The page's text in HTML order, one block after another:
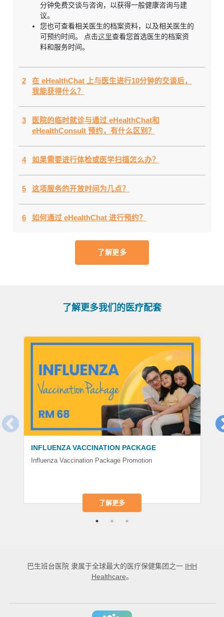
分钟免费交谈与咨询，以获得一般健康咨询与建
议。
您也可查看相关医生的档案资料，以及相关医生的
可预约时间。 点击这里查看您首选医生的档案资
料和服务时间。
2
在 eHealthChat 上与医生进行10分钟的交谈后，
我能获得什么？
3
医院的临时就诊与通过 eHealthChat和
eHealthConsult 预约，有什么区别？
4 如果需要进行体检或医学扫描怎么办？
5 这项服务的开放时间为几点？
6 如何通过 eHealthChat 进行预约？
了解更多
了解更多我们的医疗配套
INFLUENZA VACCINATION PACKAGE
Influenza Vaccination Package Promotion
了解更多
巴生班台医院 隶属于全球最大的医疗保健集团之一 IHH
Healthcare。